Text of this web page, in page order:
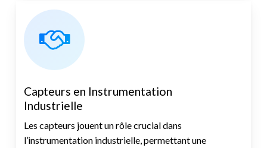
Capteurs en Instrumentation
Industrielle
Les capteurs jouent un rôle crucial dans
l’instrumentation industrielle, permettant une